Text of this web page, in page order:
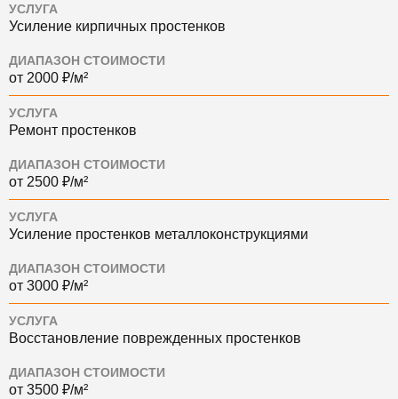
УСЛУГА
Усиление кирпичных простенков
ДИАПАЗОН СТОИМОСТИ
от 2000 ₽/м²
УСЛУГА
Ремонт простенков
ДИАПАЗОН СТОИМОСТИ
от 2500 ₽/м²
УСЛУГА
Усиление простенков металлоконструкциями
ДИАПАЗОН СТОИМОСТИ
от 3000 ₽/м²
УСЛУГА
Восстановление поврежденных простенков
ДИАПАЗОН СТОИМОСТИ
от 3500 ₽/м²